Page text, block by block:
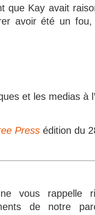
que Kay avait
avoir été un
et les medias à
Press édition du
vous rappelle
de notre